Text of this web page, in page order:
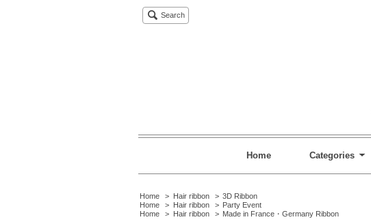
Search
Home Categories
Home > Hair ribbon > 3D Ribbon
Home
> Hair ribbon > Party Event
Home
> Hair ribbon > Made in France・Germany Ribbon